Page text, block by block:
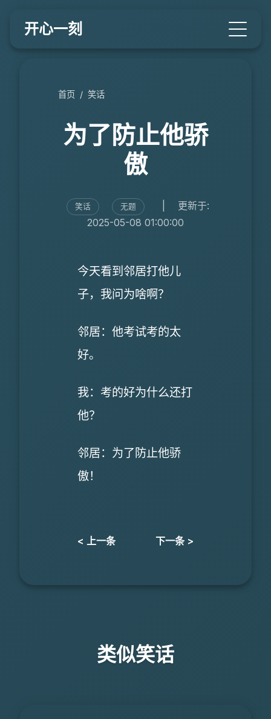
开心一刻
首页 / 笑话
为了防止他骄
傲
笑话 无题
更新于:
2025-05-08 01:00:00
今天看到邻居打他儿
子，我问为啥啊？
邻居：他考试考的太
好。
我：考的好为什么还打
他？
邻居：为了防止他骄
傲！
< 上一条 下一条 >
类似笑话